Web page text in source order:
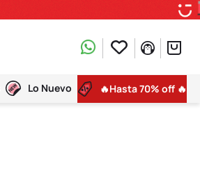
Lo Nuevo 🔥Hasta 70% off 🔥